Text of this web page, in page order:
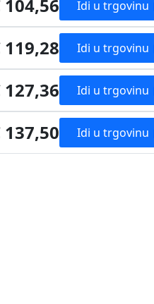
104,56 Idi u trgovinu
119,28 Idi u trgovinu
127,36 Idi u trgovinu
137,50 Idi u trgovinu